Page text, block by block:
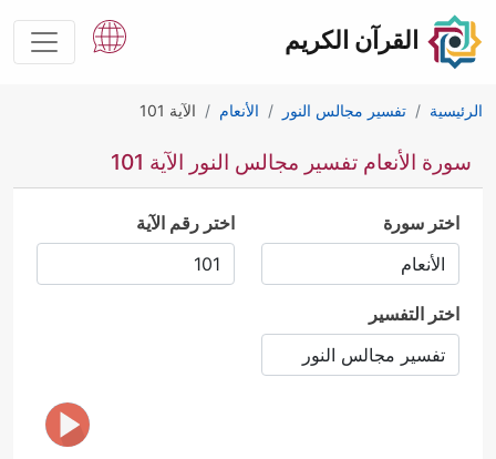
القرآن الكريم
الرئيسية تفسير مجالس النور الأنعام الآية 101
سورة الأنعام تفسير مجالس النور الآية 101
اختر سورة اختر رقم الآية
اختر التفسير